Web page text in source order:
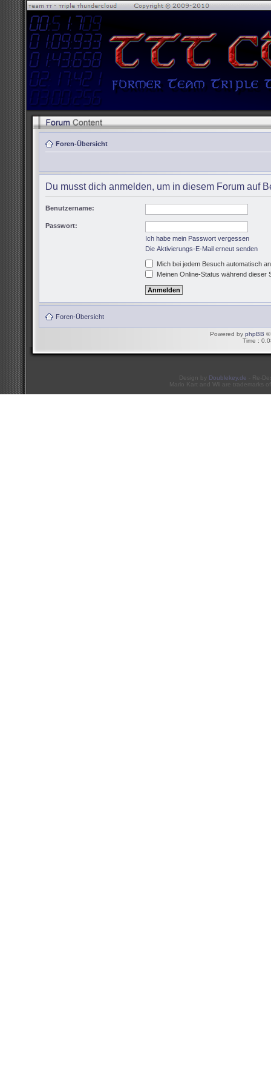
Foren-Übersicht
Du musst dich anmelden, um in diesem Forum auf
Benutzername:
Passwort:
Ich habe mein Passwort vergessen
Die Aktivierungs-E-Mail erneut senden
Mich bei jedem Besuch automatisch
Meinen Online-Status während dieser
Foren-Übersicht
Powered by phpBB ©
Time :
Design by Doublekey.de - Re-
Mario Kart and Wii are trademarks